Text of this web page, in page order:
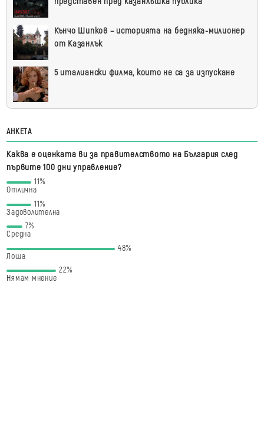
Кънчо Шипков – историята на бедняка-милионер
от Казанлък
5 италиански филма, които не са за изпускане
АНКЕТА
Каква е оценката ви за правителството на България след
първите 100 дни управление?
11%
Отлична
11%
Задоволителна
7%
Средна
48%
Лоша
22%
Нямам мнение